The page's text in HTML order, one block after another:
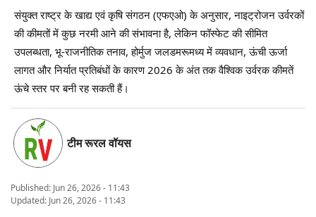
Opinion
Politics
Magazine
States
Events
Agribusiness
संयुक्त राष्ट्र के खाद्य एवं कृषि संगठन (एफएओ) के अनुसार, नाइट्रोजन उर्वरकों
की कीमतों में कुछ नरमी आने की संभावना है, लेकिन फॉस्फेट की सीमित
उपलब्धता, भू-राजनीतिक तनाव, होर्मुज जलडमरूमध्य में व्यवधान, ऊंची ऊर्जा
लागत और निर्यात प्रतिबंधों के कारण 2026 के अंत तक वैश्विक उर्वरक कीमतें
ऊंचे स्तर पर बनी रह सकती हैं।
टीम रूरल वॉयस
Published: Jun 26, 2026 - 11:43
Updated: Jun 26, 2026 - 11:43